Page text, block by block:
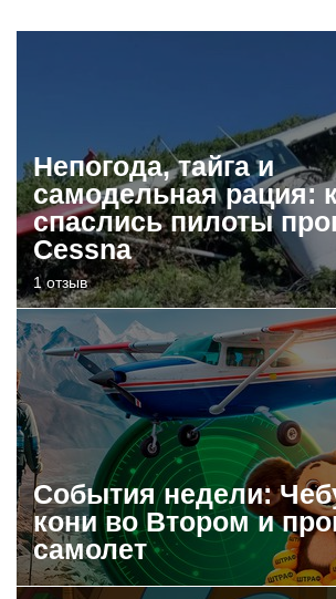
Непогода, тайга и
самодельная рация:
спаслись пилоты
Cessna
1 отзыв
События недели:
кони во Втором и
самолет